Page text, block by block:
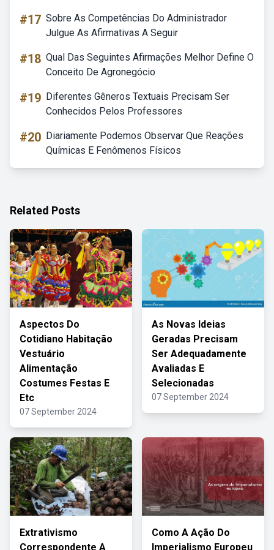
#17 Sobre As Competências Do Administrador
Julgue As Afirmativas A Seguir
#18 Qual Das Seguintes Afirmações Melhor Define O
Conceito De Agronegócio
#19 Diferentes Gêneros Textuais Precisam Ser
Conhecidos Pelos Professores
#20 Diariamente Podemos Observar Que Reações
Químicas E Fenômenos Físicos
Related Posts
Aspectos Do
Cotidiano Habitação
Vestuário
Alimentação
Costumes Festas E
Etc
07 September 2024
As Novas Ideias
Geradas Precisam
Ser Adequadamente
Avaliadas E
Selecionadas
07 September 2024
Extrativismo
Correspondente A
Como A Ação Do
Imperialismo Europeu